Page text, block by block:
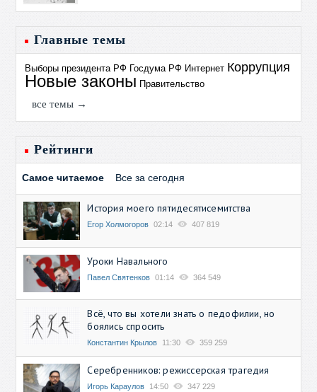
Главные темы
Выборы президента РФ Госдума РФ Интернет Коррупция
Новые законы Правительство
все темы →
Рейтинги
Самое читаемое Все за сегодня
История моего пятидесятисемитства
Егор Холмогоров 02:14 407 819
Уроки Навального
Павел Святенков 01:14 364 549
Всё, что вы хотели знать о педофилии, но
боялись спросить
Константин Крылов 11:30 359 259
Серебренников: режиссерская трагедия
Игорь Караулов 14:50 347 229